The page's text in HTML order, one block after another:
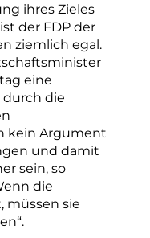
ihres Zieles
der FDP der
ziemlich egal.
eine
durch die
kein Argument
und damit
sein, so
die
müssen sie